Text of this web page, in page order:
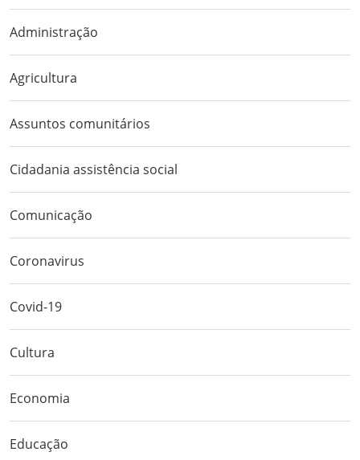
Administração
Agricultura
Assuntos comunitários
Cidadania assistência social
Comunicação
Coronavirus
Covid-19
Cultura
Economia
Educação